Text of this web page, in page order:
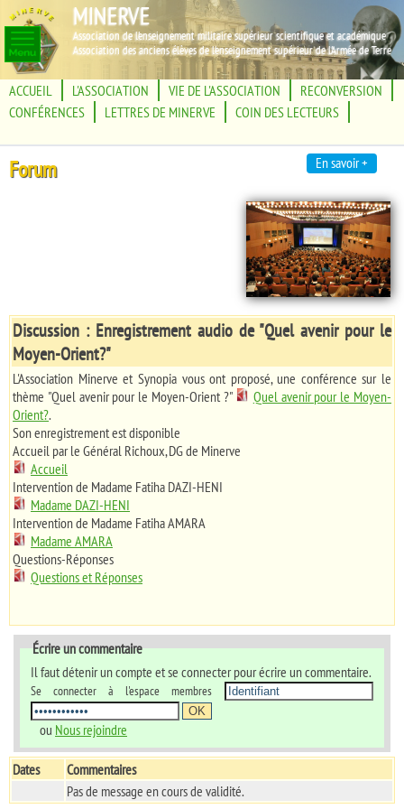
En savoir +
Association de l'enseignement militaire supérieur scientifique et académique
Association des anciens élèves de l'enseignement supérieur de l'Armée de Terre
MINERVE
ACCUEIL L'ASSOCIATION VIE DE L'ASSOCIATION
RECONVERSION
CONFÉRENCES
LETTRES DE MINERVE COIN DES LECTEURS
Forum
Discussion : Enregistrement audio de "Quel avenir pour le
Moyen-Orient?"
L'Association Minerve et Synopia vous ont proposé, une conférence sur le
thème "Quel avenir pour le Moyen-Orient ?"
Quel avenir pour le Moyen-
Orient?.
Son enregistrement est disponible
Accueil par le Général Richoux, DG de Minerve
Accueil
Intervention de Madame Fatiha DAZI-HENI
Madame DAZI-HENI
Intervention de Madame Fatiha AMARA
Madame AMARA
Questions-Réponses
Questions et Réponses
Écrire un commentaire
Il faut détenir un compte et se connecter pour écrire un commentaire.
Se connecter à l'espace membres
ou Nous rejoindre
Dates
Commentaires
Pas de message en cours de validité.